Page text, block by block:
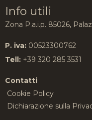
Info utili
Zona P.a.i.p. 85026,
P. iva: 00523300762
Tell: +39 320 285 3531
Contatti
Cookie Policy
Dichiarazione sulla